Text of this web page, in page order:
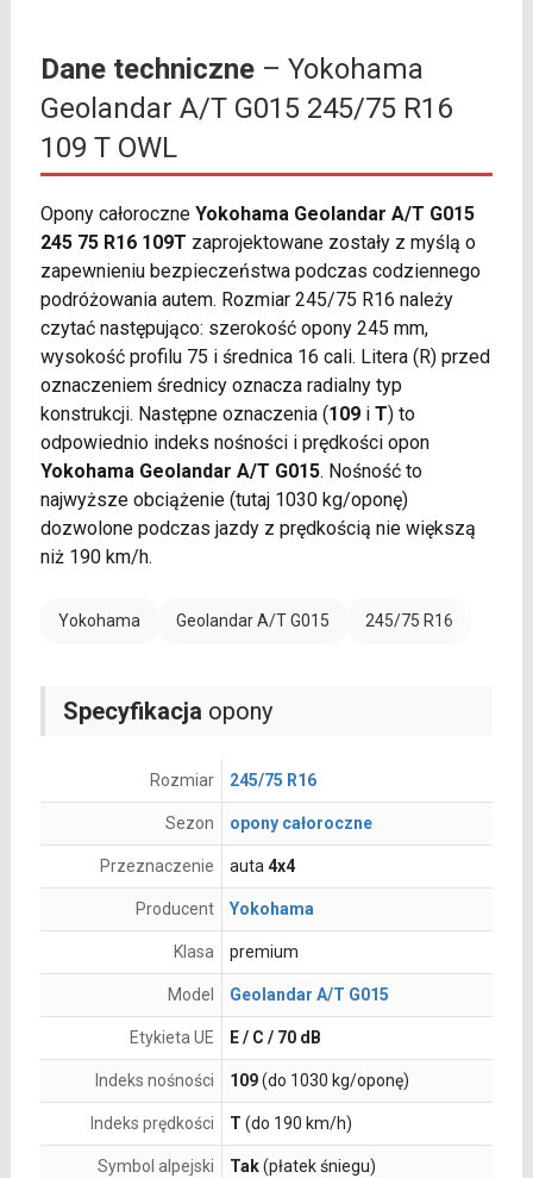
Dane techniczne– Yokohama
Geolandar A/T G015 245/75 R16
109 T OWL
Opony całoroczne Yokohama Geolandar A/T G015
245 75 R16 109T zaprojektowane zostały z myślą o
zapewnieniu bezpieczeństwa podczas codziennego
podróżowania autem. Rozmiar 245/75 R16 należy
czytać następująco: szerokość opony 245 mm,
wysokość profilu 75 i średnica 16 cali. Litera (R) przed
oznaczeniem średnicy oznacza radialny typ
konstrukcji. Następne oznaczenia (109i T) to
odpowiednio indeks nośności i prędkości opon
Yokohama Geolandar A/T G015. Nośność to
najwyższe obciążenie (tutaj 1030 kg/oponę)
dozwolone podczas jazdy z prędkością nie większą
niż 190 km/h.
Yokohama Geolandar A/T G015 245/75 R16
Specyfikacja opony
Rozmiar 245/75 R16
Sezon opony całoroczne
Przeznaczenie auta 4x4
Producent Yokohama
Klasa premium
Model Geolandar A/T G015
Etykieta UE E / C / 70 dB
Indeks nośności 109(do 1030 kg/oponę)
Indeks prędkości T (do 190 km/h)
Symbol alpejski Tak(płatek śniegu)